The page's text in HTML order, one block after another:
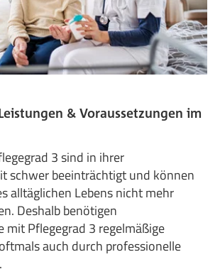
& Voraussetzungen im
3 sind in ihrer
schwer beeinträchtigt und können
alltäglichen Lebens nicht mehr
Deshalb benötigen
mit Pflegegrad 3 regelmäßige
auch durch professionelle